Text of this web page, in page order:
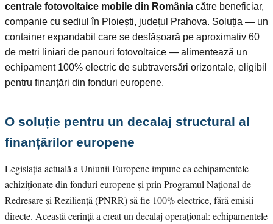
centrale fotovoltaice mobile din România către beneficiar,
companie cu sediul în Ploiești, județul Prahova. Soluția — un
container expandabil care se desfășoară pe aproximativ 60
de metri liniari de panouri fotovoltaice — alimentează un
echipament 100% electric de subtraversări orizontale, eligibil
pentru finanțări din fonduri europene.
O soluție pentru un decalaj structural al
finanțărilor europene
Legislația actuală a Uniunii Europene impune ca echipamentele
achiziționate din fonduri europene și prin Programul Național de
Redresare și Reziliență (PNRR) să fie 100% electrice, fără emisii
directe. Această cerință a creat un decalaj operațional: echipamentele